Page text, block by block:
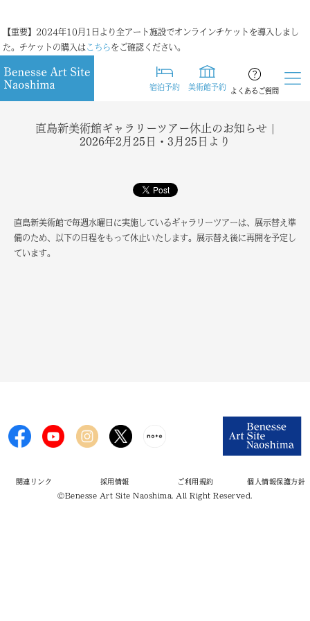
【重要】2024年10月1日より全アート施設でオンラインチケットを導入しまし
た。チケットの購入は こちらをご確認ください。
宿泊予約 美術館予約 よくあるご質問
直島新美術館ギャラリーツアー休止のお知らせ |
2026年2月25日・3月25日より
直島新美術館で毎週水曜日に実施しているギャラリーツアーは、展示替え準
備のため、以下の日程をもって休止いたします。展示替え後に再開を予定し
ています。
関連リンク 採用情報 ご利用規約
個人情報保護方針
©Benesse Art Site Naoshima. All Right Reserved.